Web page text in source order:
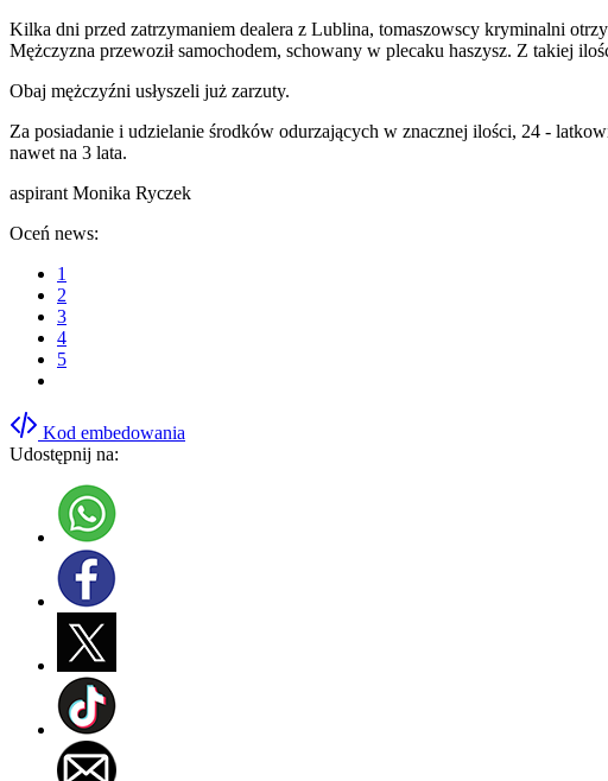
Kilka dni przed zatrzymaniem dealera z Lublina, tomaszowscy kryminalni
Mężczyzna przewoził samochodem, schowany w plecaku haszysz. Z takiej
Obaj mężczyźni usłyszeli już zarzuty.
Za posiadanie i udzielanie środków odurzających w znacznej ilości, 24 -
nawet na 3 lata.
aspirant Monika Ryczek
Oceń news:
1
2
3
4
5
Kod embedowania
Udostępnij na: